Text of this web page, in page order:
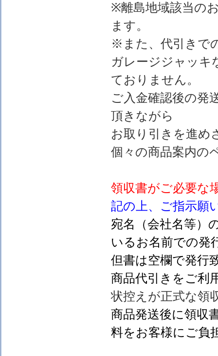
※離島地域該当の
ます。
※また、代引きで
ガレージジャッキ
ておりません。
ご入金確認後の発
頂きながら
お取り引きを進め
個々の商品案内の
領収書がご必要な
記の上、ご指示願
宛名（会社名等）
いるお名前での発
但書は空欄で発行
商品代引きをご利
状控えが正式な領
商品発送後に領収
料をお客様にご負